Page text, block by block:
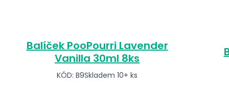
Balíček PooPourri Lavender
Vanilla 30ml 8ks
KÓD: B9Skladem 10+ ks